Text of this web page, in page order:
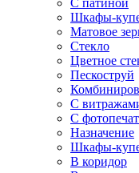
С патиной
Шкафы-купе
Матовое
Стекло
Цветное
Пескоструй
С
С
Назначение
Шкафы-
В коридор